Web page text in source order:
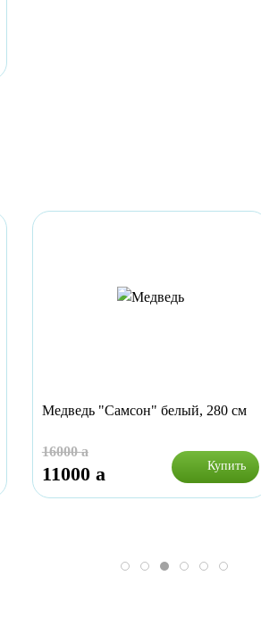
Медведь "Самсон" белый, 280 см
16000a
11000 a Купить